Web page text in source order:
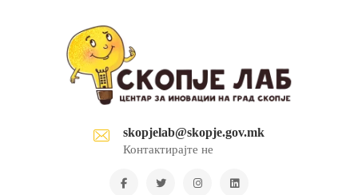
skopjelab@skopje.gov.mk
Контактирајте не